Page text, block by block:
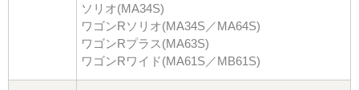
ソリオ(MA34S)
ワゴンRソリオ(MA34S／MA64S)
ワゴンRプラス(MA63S)
ワゴンRワイド(MA61S／MB61S)